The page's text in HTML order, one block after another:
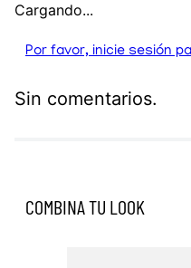
Cargando...
Por favor, inicie sesión
Sin comentarios.
COMBINA TU LOOK